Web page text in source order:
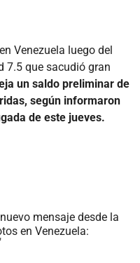
Venezuela luego del
7.5 que sacudió gran
un saldo preliminar de
según informaron
de este jueves.
mensaje desde la
en Venezuela: